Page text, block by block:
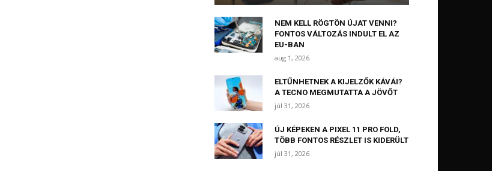
NEM KELL RÖGTÖN ÚJAT VENNI?
FONTOS VÁLTOZÁS INDULT EL AZ
EU-BAN
aug 1, 2026
ELTŰNHETNEK A KIJELZŐK KÁVÁI?
A TECNO MEGMUTATTA A JÖVŐT
júl 31, 2026
ÚJ KÉPEKEN A PIXEL 11 PRO FOLD,
TÖBB FONTOS RÉSZLET IS KIDERÜLT
júl 31, 2026